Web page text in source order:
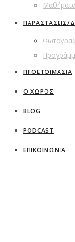
ΠΑΡΑΣΤΑΣΕΙΣ/
ΠΡΟΕΤΟΙΜΑΣΙΑ
Ο ΧΩΡΟΣ
BLOG
PODCAST
ΕΠΙΚΟΙΝΩΝΙΑ